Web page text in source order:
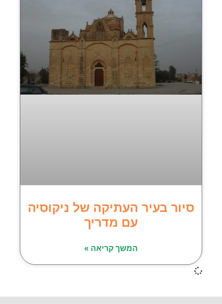
סיור בעיר העתיקה של ניקוסיה
עם מדריך
המשך קריאה »